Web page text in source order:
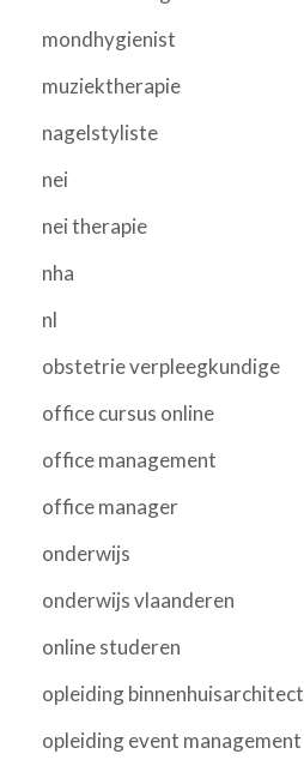
mondhygienist
muziektherapie
nagelstyliste
nei
nei therapie
nha
nl
obstetrie verpleegkundige
office cursus online
office management
office manager
onderwijs
onderwijs vlaanderen
online studeren
opleiding binnenhuisarchitect
opleiding event management